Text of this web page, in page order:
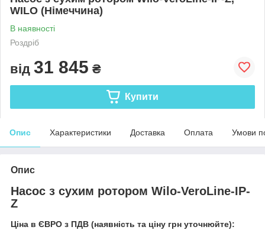
WILO (Німеччина)
В наявності
Роздріб
від 31 845 ₴
Купити
Опис Характеристики Доставка Оплата Умови
Опис
Насос з сухим ротором Wilo-VeroLine-IP-
Z
Ціна в ЄВРО з ПДВ (наявність та ціну грн уточнюйте):